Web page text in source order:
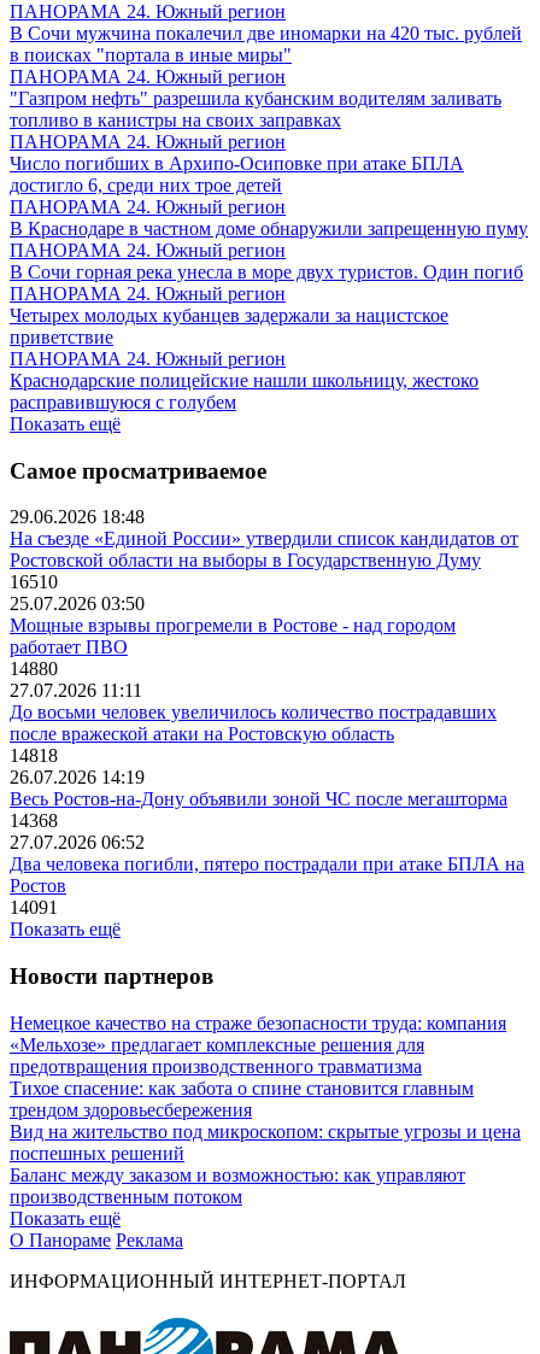
ПАНОРАМА 24. Южный регион
В Сочи мужчина покалечил две иномарки на 420 тыс. рублей
в поисках "портала в иные миры"
ПАНОРАМА 24. Южный регион
"Газпром нефть" разрешила кубанским водителям заливать
топливо в канистры на своих заправках
ПАНОРАМА 24. Южный регион
Число погибших в Архипо-Осиповке при атаке БПЛА
достигло 6, среди них трое детей
ПАНОРАМА 24. Южный регион
В Краснодаре в частном доме обнаружили запрещенную пуму
ПАНОРАМА 24. Южный регион
В Сочи горная река унесла в море двух туристов. Один погиб
ПАНОРАМА 24. Южный регион
Четырех молодых кубанцев задержали за нацистское
приветствие
ПАНОРАМА 24. Южный регион
Краснодарские полицейские нашли школьницу, жестоко
расправившуюся с голубем
Показать ещё
Самое просматриваемое
29.06.2026 18:48
На съезде «Единой России» утвердили список кандидатов от
Ростовской области на выборы в Государственную Думу
16510
25.07.2026 03:50
Мощные взрывы прогремели в Ростове - над городом
работает ПВО
14880
27.07.2026 11:11
До восьми человек увеличилось количество пострадавших
после вражеской атаки на Ростовскую область
14818
26.07.2026 14:19
Весь Ростов-на-Дону объявили зоной ЧС после мегашторма
14368
27.07.2026 06:52
Два человека погибли, пятеро пострадали при атаке БПЛА на
Ростов
14091
Показать ещё
Новости партнеров
Немецкое качество на страже безопасности труда: компания
«Мельхозе» предлагает комплексные решения для
предотвращения производственного травматизма
Тихое спасение: как забота о спине становится главным
трендом здоровьесбережения
Вид на жительство под микроскопом: скрытые угрозы и цена
поспешных решений
Баланс между заказом и возможностью: как управляют
производственным потоком
Показать ещё
О Панораме Реклама
ИНФОРМАЦИОННЫЙ ИНТЕРНЕТ-ПОРТАЛ